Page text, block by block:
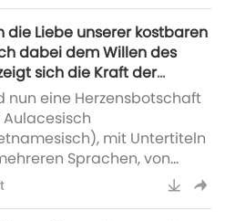
Du bist bei guter
Ich möchte Dir eine
mitteilen, die mir
ist, obwohl ich nicht
ob sie geeignet ist, das
weltweite Problem des
die Liebe unserer kostbaren
dabei dem Willen des
sich die Kraft der
Erfahrung göttlichen
nun eine Herzensbotschaft
mit Untertiteln
Sprachen, von
aus Âu Lạc, auch
als Vietnam:Liebe,